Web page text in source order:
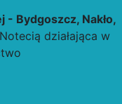
- Bydgoszcz, Nakło,
działająca w